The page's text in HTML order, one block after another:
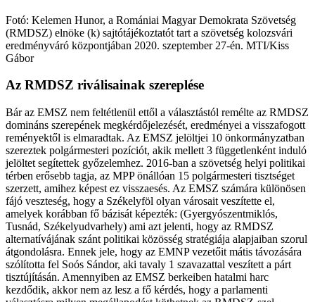
Fotó: Kelemen Hunor, a Romániai Magyar Demokrata Szövetség
(RMDSZ) elnöke (k) sajtótájékoztatót tart a szövetség kolozsvári
eredményváró központjában 2020. szeptember 27-én. MTI/Kiss
Gábor
Az RMDSZ riválisainak szereplése
Bár az EMSZ nem feltétlenül ettől a választástól remélte az RMDSZ
domináns szerepének megkérdőjelezését, eredményei a visszafogott
reményektől is elmaradtak. Az EMSZ jelöltjei 10 önkormányzatban
szereztek polgármesteri pozíciót, akik mellett 3 függetlenként induló
jelöltet segítettek győzelemhez. 2016-ban a szövetség helyi politikai
térben erősebb tagja, az MPP önállóan 15 polgármesteri tisztséget
szerzett, amihez képest ez visszaesés. Az EMSZ számára különösen
fájó veszteség, hogy a Székelyföl olyan városait veszítette el,
amelyek korábban fő bázisát képezték: (Gyergyószentmiklós,
Tusnád, Székelyudvarhely) ami azt jelenti, hogy az RMDSZ
alternatívájának szánt politikai közösség stratégiája alapjaiban szorul
átgondolásra. Ennek jele, hogy az EMNP vezetőit mátis távozására
szólította fel Soós Sándor, aki tavaly 1 szavazattal veszített a párt
tisztújításán. Amennyiben az EMSZ berkeiben hatalmi harc
kezdődik, akkor nem az lesz a fő kérdés, hogy a parlamenti